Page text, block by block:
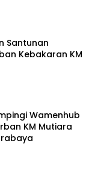
Santunan
Kebakaran KM
Wamenhub
KM Mutiara